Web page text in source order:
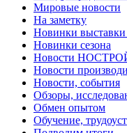
Мировые новости
На заметку
Новинки
Новинки сезона
Новости
Новости
Новости, события
Обзоры,
Обмен опытом
Обучение,